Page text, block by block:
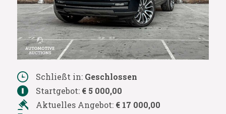
Schließt in: Geschlossen
Startgebot: € 5 000,00
Aktuelles Angebot: € 17 000,00